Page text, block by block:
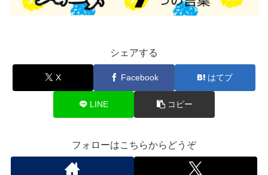
シェアする
X Facebook はてブ
LINE コピー
フォローはこちらからどうぞ